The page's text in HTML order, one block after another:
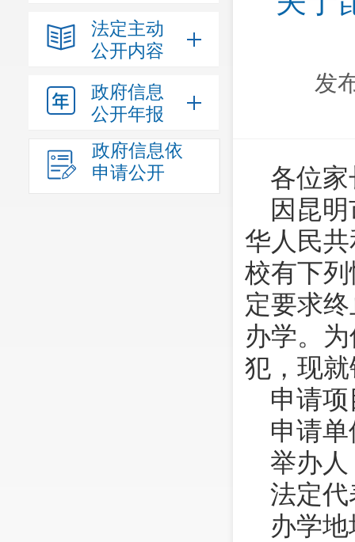
法定主动
公开内容
政府信息
公开年报
政府信息依
申请公开
发
各位
因昆明
华人民
校有下
定要求
办学。
犯，现
申请
申请
举办人
法定
办学